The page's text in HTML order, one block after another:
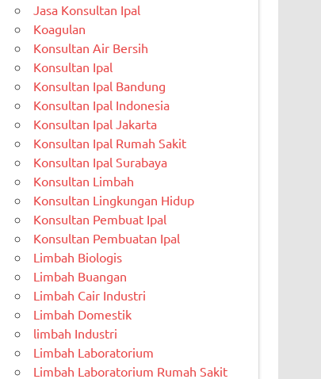
Jasa Konsultan Ipal
Koagulan
Konsultan Air Bersih
Konsultan Ipal
Konsultan Ipal Bandung
Konsultan Ipal Indonesia
Konsultan Ipal Jakarta
Konsultan Ipal Rumah Sakit
Konsultan Ipal Surabaya
Konsultan Limbah
Konsultan Lingkungan Hidup
Konsultan Pembuat Ipal
Konsultan Pembuatan Ipal
Limbah Biologis
Limbah Buangan
Limbah Cair Industri
Limbah Domestik
limbah Industri
Limbah Laboratorium
Limbah Laboratorium Rumah Sakit